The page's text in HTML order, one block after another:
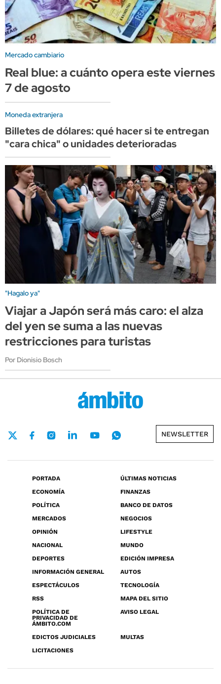
Mercado cambiario
Real blue: a cuánto opera este viernes
7 de agosto
Moneda extranjera
Billetes de dólares: qué hacer si te entregan
"cara chica" o unidades deterioradas
"Hagalo ya"
Viajar a Japón será más caro: el alza
del yen se suma a las nuevas
restricciones para turistas
Por Dionisio Bosch
NEWSLETTER
PORTADA
ÚLTIMAS NOTICIAS
ECONOMÍA
FINANZAS
POLÍTICA
BANCO DE DATOS
MERCADOS
NEGOCIOS
OPINIÓN
LIFESTYLE
NACIONAL
MUNDO
DEPORTES
EDICIÓN IMPRESA
INFORMACIÓN GENERAL
AUTOS
ESPECTÁCULOS
TECNOLOGÍA
RSS
MAPA DEL SITIO
POLÍTICA DE
PRIVACIDAD DE
ÁMBITO.COM
AVISO LEGAL
EDICTOS JUDICIALES
MULTAS
LICITACIONES